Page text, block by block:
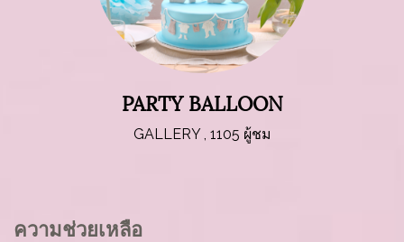
PARTY BALLOON
GALLERY, 1105 ผู้ชม
ความช่วยเหลือ